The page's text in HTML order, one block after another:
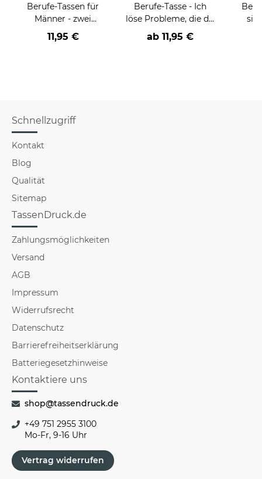
Berufe-Tassen für
Männer - zwei
Farbvarianten
11,95 €
Berufe-Tasse - Ich
löse Probleme, die du
nicht verstehst -
verschiedene Berufe
ab 11,95 €
Schnellzugriff
Kontakt
Blog
Qualität
Sitemap
TassenDruck.de
Zahlungsmöglichkeiten
Versand
AGB
Impressum
Widerrufsrecht
Datenschutz
Barrierefreiheitserklärung
Batteriegesetzhinweise
Kontaktiere uns
shop@tassendruck.de
+49 751 2955 3100
Mo-Fr, 9-16 Uhr
Vertrag widerrufen